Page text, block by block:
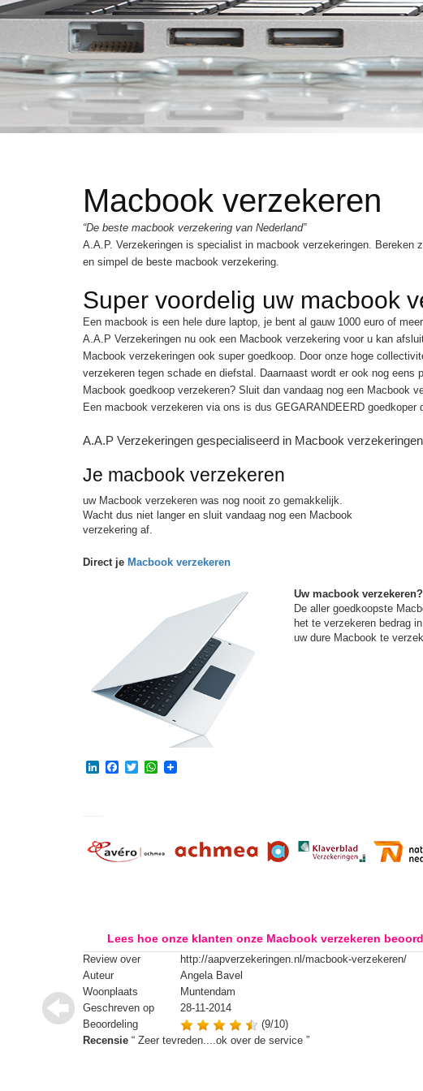
Macbook verzekeren
“De beste macbook verzekering van Nederland”
A.A.P. Verzekeringen is specialist in macbook verzekeringen. Bereken
en simpel de beste macbook verzekering.
Super voordelig uw macbook
Een macbook is een hele dure laptop, je bent al gauw 1000 euro of
A.A.P Verzekeringen nu ook een Macbook verzekering voor u kan
Macbook verzekeringen ook super goedkoop. Door onze hoge
verzekeren tegen schade en diefstal. Daarnaast wordt er ook nog eens
Macbook goedkoop verzekeren? Sluit dan vandaag nog een Macbook
Een macbook verzekeren via ons is dus GEGARANDEERD
A.A.P Verzekeringen gespecialiseerd in Macbook
Je macbook verzekeren
uw Macbook verzekeren was nog nooit zo gemakkelijk.
Wacht dus niet langer en sluit vandaag nog een Macbook
verzekering af.
Direct je Macbook verzekeren
Uw macbook verzekeren?
De aller goedkoopste
het te verzekeren bedrag
uw dure Macbook te
LinkedIn
Facebook
TwitterWhatsApp
Lees hoe onze klanten onze Macbook verzekeren
Review over
http://aapverzekeringen.nl/macbook-verzekeren/
Auteur
Angela Bavel
Woonplaats
Muntendam
Geschreven op
28-11-2014
Beoordeling
(9/10)
Recensie “ Zeer tevreden....ok over de service ”